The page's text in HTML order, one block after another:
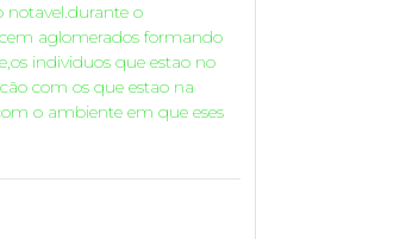
o
aglomerados formando
individuos que estao no
com os que estao na
o ambiente em que eses